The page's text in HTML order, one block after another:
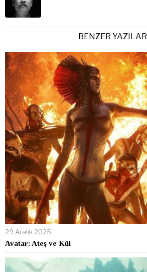
BENZER YAZILAR
29 Aralık 2025
Avatar: Ateş ve Kül